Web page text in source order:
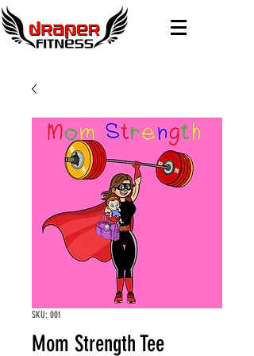
SKU: 001
Mom Strength Tee